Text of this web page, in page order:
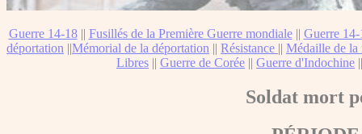
Guerre 14-18|| Fusillés de la Première Guerre mondiale|| Guerre
déportation ||Mémorial de la déportation || Résistance || Médaille de la
Libres || Guerre de Corée || Guerre d'Indochine
Soldat mort